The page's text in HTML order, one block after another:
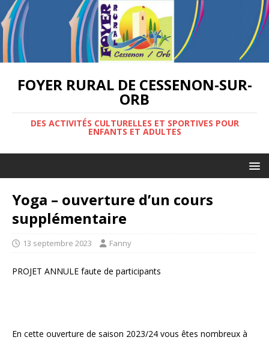
FOYER RURAL DE CESSENON-SUR-
ORB
DES ACTIVITÉS CULTURELLES ET SPORTIVES POUR
ENFANTS ET ADULTES
Yoga – ouverture d’un cours
supplémentaire
13 septembre 2023 Fanny
PROJET ANNULE faute de participants
En cette ouverture de saison 2023/24 vous êtes nombreux à